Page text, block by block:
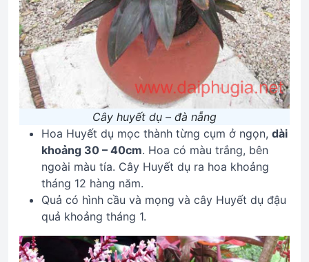
Cây huyết dụ – đà nẵng
Hoa Huyết dụ mọc thành từng cụm ở ngọn, dài
khoảng 30 – 40cm. Hoa có màu trắng, bên
ngoài màu tía. Cây Huyết dụ ra hoa khoảng
tháng 12 hàng năm.
Quả có hình cầu và mọng và cây Huyết dụ đậu
quả khoảng tháng 1.